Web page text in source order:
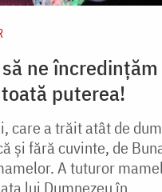
ne
puterea!
care a trăit atât de
și fără cuvinte, de
A tuturor
lui Dumnezeu în...